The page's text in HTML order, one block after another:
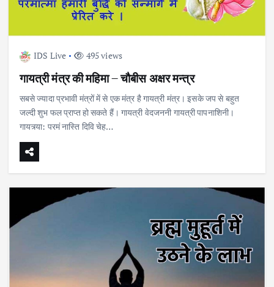
IDS Live 495 views
गायत्री मंत्र की महिमा – चौबीस अक्षर मन्त्र
सबसे ज्यादा प्रभावी मंत्रों में से एक मंत्र है गायत्री मंत्र। इसके जप से बहुत
जल्दी शुभ फल प्राप्त हो सकते हैं। गायत्री वेदजननी गायत्री पापनाशिनी।
गायत्र्या: परमं नास्ति दिवि चेह…